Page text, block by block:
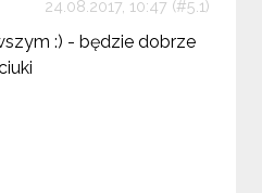
24.08.2017, 10:47
:) - będzie dobrze